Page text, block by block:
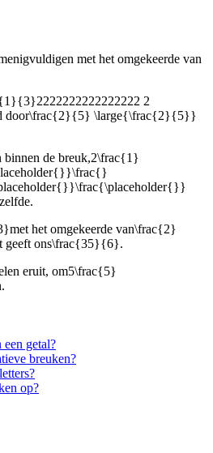
met het omgekeerde van
2
door\frac{2}{5} \large{\frac{2}{5}}
binnen de breuk,2\frac{1}
met het omgekeerde van\frac{2}
geeft ons\frac{35}{6}.
eruit, om5\frac{5}
een getal?
breuken?
op?